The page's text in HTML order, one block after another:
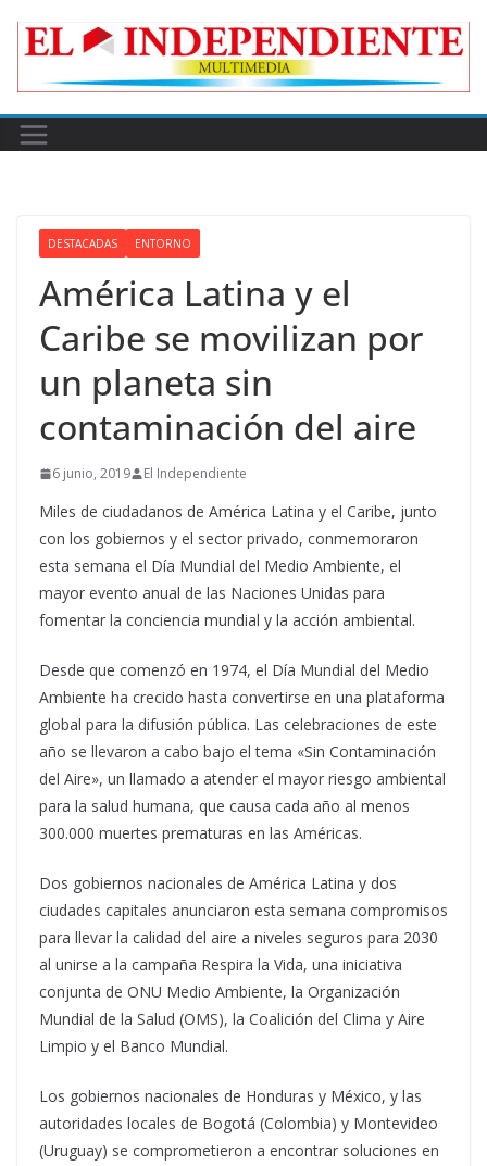
DESTACADAS ENTORNO
América Latina y el
Caribe se movilizan por
un planeta sin
contaminación del aire
6 junio, 2019 El Independiente
Miles de ciudadanos de América Latina y el Caribe, junto
con los gobiernos y el sector privado, conmemoraron
esta semana el Día Mundial del Medio Ambiente, el
mayor evento anual de las Naciones Unidas para
fomentar la conciencia mundial y la acción ambiental.
Desde que comenzó en 1974, el Día Mundial del Medio
Ambiente ha crecido hasta convertirse en una plataforma
global para la difusión pública. Las celebraciones de este
año se llevaron a cabo bajo el tema «Sin Contaminación
del Aire», un llamado a atender el mayor riesgo ambiental
para la salud humana, que causa cada año al menos
300.000 muertes prematuras en las Américas.
Dos gobiernos nacionales de América Latina y dos
ciudades capitales anunciaron esta semana compromisos
para llevar la calidad del aire a niveles seguros para 2030
al unirse a la campaña Respira la Vida, una iniciativa
conjunta de ONU Medio Ambiente, la Organización
Mundial de la Salud (OMS), la Coalición del Clima y Aire
Limpio y el Banco Mundial.
Los gobiernos nacionales de Honduras y México, y las
autoridades locales de Bogotá (Colombia) y Montevideo
(Uruguay) se comprometieron a encontrar soluciones en